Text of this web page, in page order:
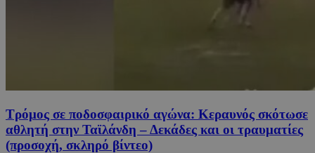
Τρόμος σε ποδοσφαιρικό αγώνα: Κεραυνός σκότωσε
αθλητή στην Ταϊλάνδη – Δεκάδες και οι τραυματίες
(προσοχή, σκληρό βίντεο)